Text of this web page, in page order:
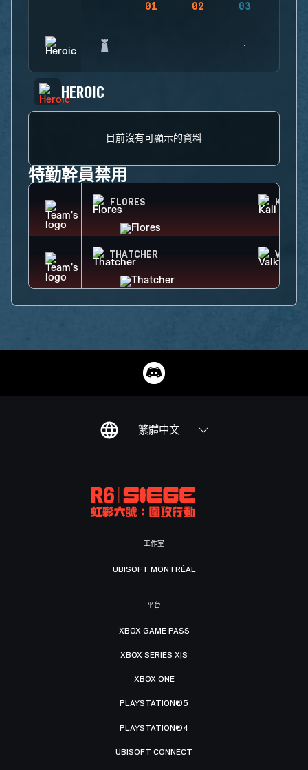
01 02 03
HEROIC
目前沒有可顯示的資料
特勤幹員禁用
FLORES KALI
THATCHER
繁體中文
工作室
UBISOFT MONTRÉAL
平台
XBOX GAME PASS
XBOX SERIES X|S
XBOX ONE
PLAYSTATION®5
PLAYSTATION®4
UBISOFT CONNECT